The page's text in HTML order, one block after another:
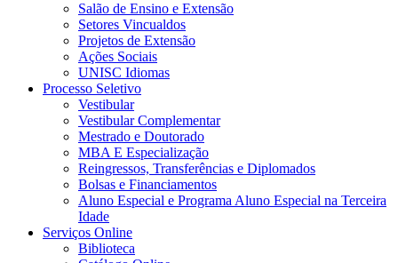
Salão de Ensino e Extensão
Setores Vincualdos
Projetos de Extensão
Ações Sociais
UNISC Idiomas
Processo Seletivo
Vestibular
Vestibular Complementar
Mestrado e Doutorado
MBA E Especialização
Reingressos, Transferências e Diplomados
Bolsas e Financiamentos
Aluno Especial e Programa Aluno Especial na Terceira
Idade
Serviços Online
Biblioteca